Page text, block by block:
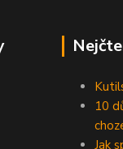
10
Jak